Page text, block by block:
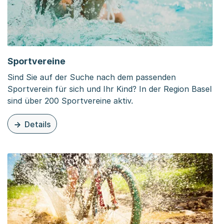
Sportvereine
Sind Sie auf der Suche nach dem passenden
Sportverein für sich und Ihr Kind? In der Region Basel
sind über 200 Sportvereine aktiv.
Details
zu dieser Organisationsseite: Sportvereine